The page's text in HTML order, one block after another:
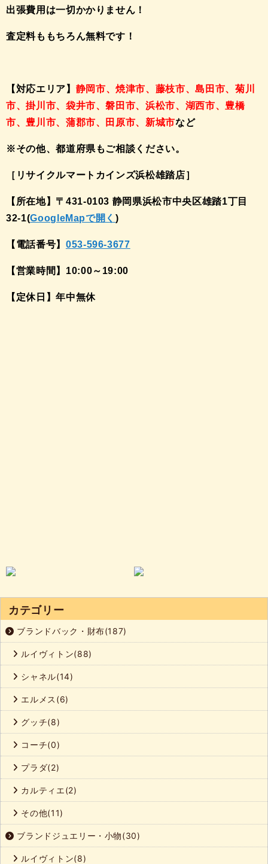
出張費用は一切かかりません！
査定料ももちろん無料です！
【対応エリア】 静岡市、焼津市、藤枝市、島田市、菊川
市、掛川市、袋井市、磐田市、浜松市、湖西市、豊橋
市、豊川市、蒲郡市、田原市、新城市など
※その他、都道府県もご相談ください。
［リサイクルマートカインズ浜松雄踏店］
【所在地】〒431-0103 静岡県浜松市中央区雄踏1丁目
32-1(GoogleMapで開く)
【電話番号】 053-596-3677
【営業時間】10:00～19:00
【定休日】年中無休
カテゴリー
ブランドバック・財布(187)
ルイヴィトン(88)
シャネル(14)
エルメス(6)
グッチ(8)
コーチ(0)
プラダ(2)
カルティエ(2)
その他(11)
ブランドジュエリー・小物(30)
ルイヴィトン(8)